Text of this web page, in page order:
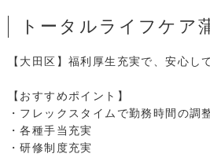
トータルライフケア
【大田区】福利厚生充実で、安心し
【おすすめポイント】
・フレックスタイムで勤務時間の調
・各種手当充実
・研修制度充実